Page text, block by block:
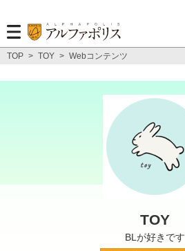
TOP > TOY > Webコンテンツ
TOY
BLが好きです